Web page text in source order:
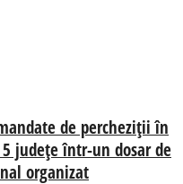
de percheziții în
județe într-un dosar de
organizat